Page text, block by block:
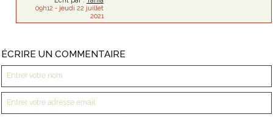
09h12 - jeudi 22 juillet
2021
ÉCRIRE UN COMMENTAIRE